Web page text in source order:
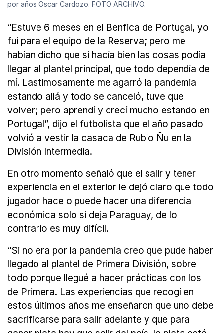
por años Oscar Cardozo. FOTO ARCHIVO.
“Estuve 6 meses en el Benfica de Portugal, yo
fui para el equipo de la Reserva; pero me
habían dicho que si hacía bien las cosas podía
llegar al plantel principal, que todo dependía de
mí. Lastimosamente me agarró la pandemia
estando allá y todo se canceló, tuve que
volver; pero aprendí y crecí mucho estando en
Portugal”, dijo el futbolista que el año pasado
volvió a vestir la casaca de Rubio Ñu en la
División Intermedia.
En otro momento señaló que el salir y tener
experiencia en el exterior le dejó claro que todo
jugador hace o puede hacer una diferencia
económica solo si deja Paraguay, de lo
contrario es muy difícil.
“Si no era por la pandemia creo que pude haber
llegado al plantel de Primera División, sobre
todo porque llegué a hacer prácticas con los
de Primera. Las experiencias que recogí en
estos últimos años me enseñaron que uno debe
sacrificarse para salir adelante y que para